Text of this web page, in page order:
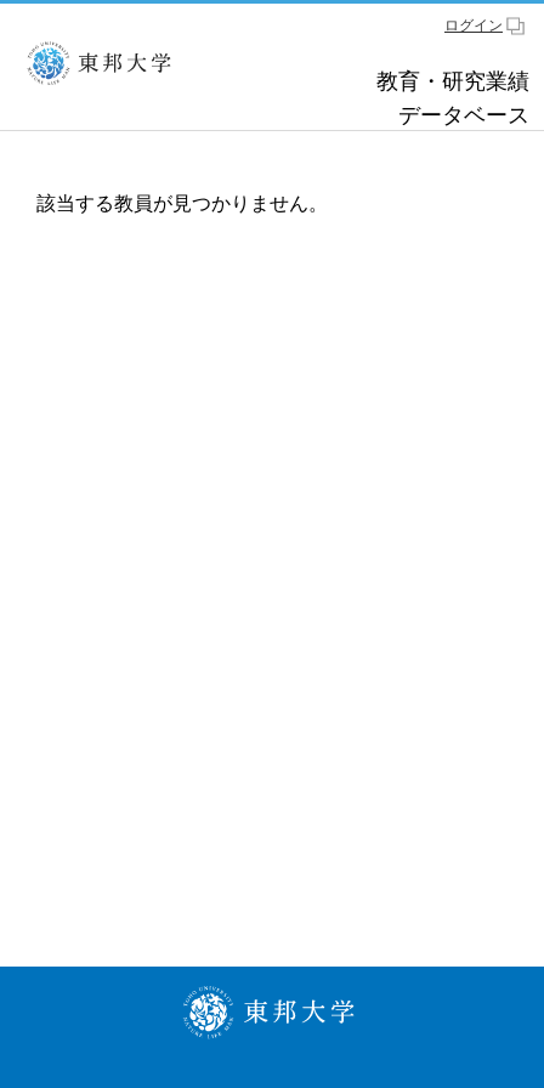
ログイン
教育・研究業績
データベース
該当する教員が見つかりません。